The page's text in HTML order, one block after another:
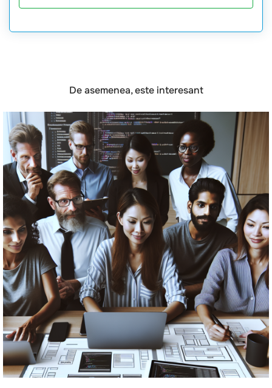
De asemenea, este interesant